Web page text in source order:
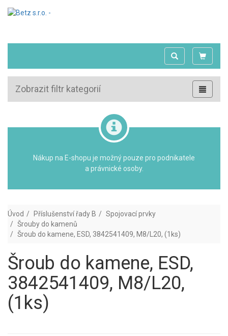
Zobrazit filtr kategorií
Nákup na E-shopu je možný pouze pro podnikatele
a právnické osoby.
Úvod Příslušenství řady B
Spojovací prvky
Šrouby do kamenů
Šroub do kamene, ESD, 3842541409, M8/L20, (1ks)
Šroub do kamene, ESD,
3842541409, M8/L20,
(1ks)